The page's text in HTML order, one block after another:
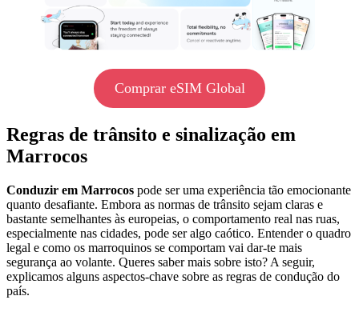
Comprar eSIM Global
Regras de trânsito e sinalização em
Marrocos
Conduzir em Marrocos pode ser uma experiência tão emocionante
quanto desafiante. Embora as normas de trânsito sejam claras e
bastante semelhantes às europeias, o comportamento real nas ruas,
especialmente nas cidades, pode ser algo caótico. Entender o quadro
legal e como os marroquinos se comportam vai dar-te mais
segurança ao volante. Queres saber mais sobre isto? A seguir,
explicamos alguns aspectos-chave sobre as regras de condução do
país.